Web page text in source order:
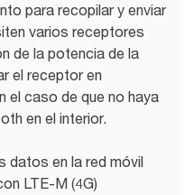
para recopilar y enviar
varios receptores
de la potencia de la
el receptor en
el caso de que no haya
en el interior.
datos en la red móvil
LTE-M (4G)